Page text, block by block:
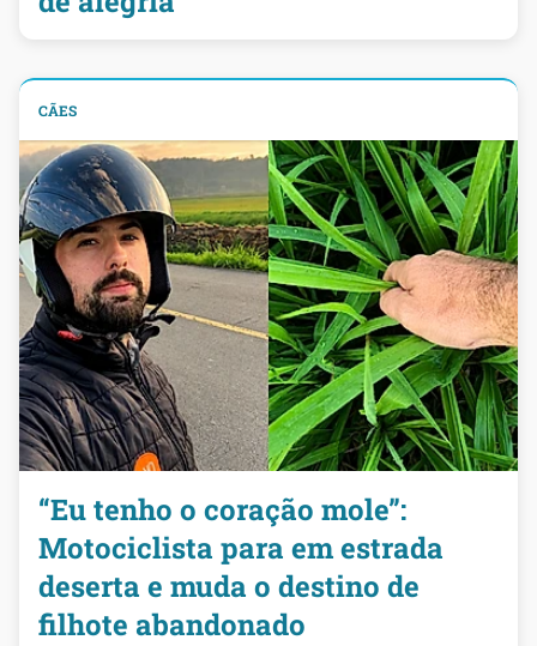
CÃES
“Eu tenho o coração mole”:
Motociclista para em estrada
deserta e muda o destino de
filhote abandonado